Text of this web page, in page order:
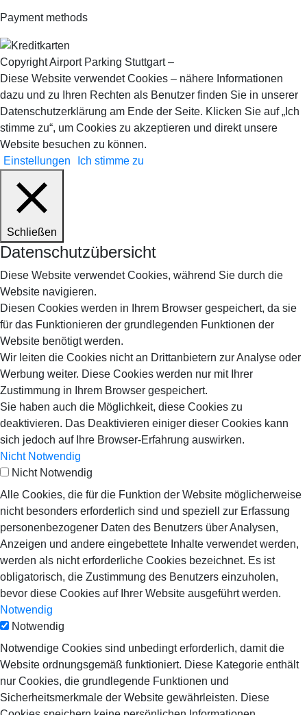
Payment methods
Copyright Airport Parking Stuttgart –
Diese Website verwendet Cookies – nähere Informationen
dazu und zu Ihren Rechten als Benutzer finden Sie in unserer
Datenschutzerklärung am Ende der Seite. Klicken Sie auf „Ich
stimme zu“, um Cookies zu akzeptieren und direkt unsere
Website besuchen zu können.
Einstellungen
Ich stimme zu
Schließen
Datenschutzübersicht
Diese Website verwendet Cookies, während Sie durch die
Website navigieren.
Diesen Cookies werden in Ihrem Browser gespeichert, da sie
für das Funktionieren der grundlegenden Funktionen der
Website benötigt werden.
Wir leiten die Cookies nicht an Drittanbietern zur Analyse oder
Werbung weiter. Diese Cookies werden nur mit Ihrer
Zustimmung in Ihrem Browser gespeichert.
Sie haben auch die Möglichkeit, diese Cookies zu
deaktivieren. Das Deaktivieren einiger dieser Cookies kann
sich jedoch auf Ihre Browser-Erfahrung auswirken.
Nicht Notwendig
Nicht Notwendig
Alle Cookies, die für die Funktion der Website möglicherweise
nicht besonders erforderlich sind und speziell zur Erfassung
personenbezogener Daten des Benutzers über Analysen,
Anzeigen und andere eingebettete Inhalte verwendet werden,
werden als nicht erforderliche Cookies bezeichnet. Es ist
obligatorisch, die Zustimmung des Benutzers einzuholen,
bevor diese Cookies auf Ihrer Website ausgeführt werden.
Notwendig
Notwendig
Notwendige Cookies sind unbedingt erforderlich, damit die
Website ordnungsgemäß funktioniert. Diese Kategorie enthält
nur Cookies, die grundlegende Funktionen und
Sicherheitsmerkmale der Website gewährleisten. Diese